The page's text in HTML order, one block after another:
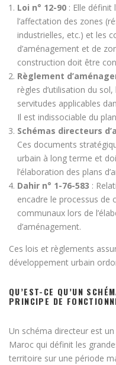
Loi n° 12-90 : Elle définit
l’affectation des zones
industrielles, etc.) et les
d’aménagement et de
construction doit être
Règlement
règles d’utilisation du
servitudes applicables
Il est indissociable du
Schémas directeurs
Ces documents
urbain à long terme et
l’élaboration des plans
Dahir n° 1-76-583 :
encadre le processus de
communaux lors de
d’aménagement.
Ces lois et règlements
développement urbain
QU’EST-CE QU’UN
PRINCIPE DE
Un schéma directeur est
Maroc qui définit les
territoire sur une période